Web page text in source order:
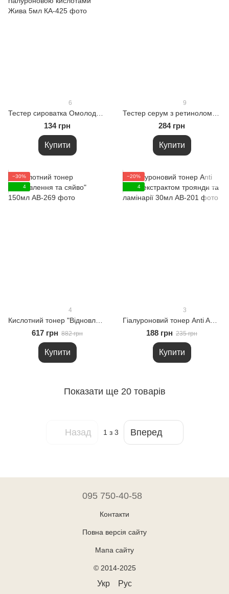
6
134 грн
Купити
9
284 грн
Купити
−30%
4
4
617 грн 882 грн
Купити
−20%
4
3
188 грн 235 грн
Купити
Показати ще 20 товарів
Назад 1 з 3 Вперед
095 750-40-58
Контакти
Повна версія сайту
Мапа сайту
© 2014-2025
Укр Рус